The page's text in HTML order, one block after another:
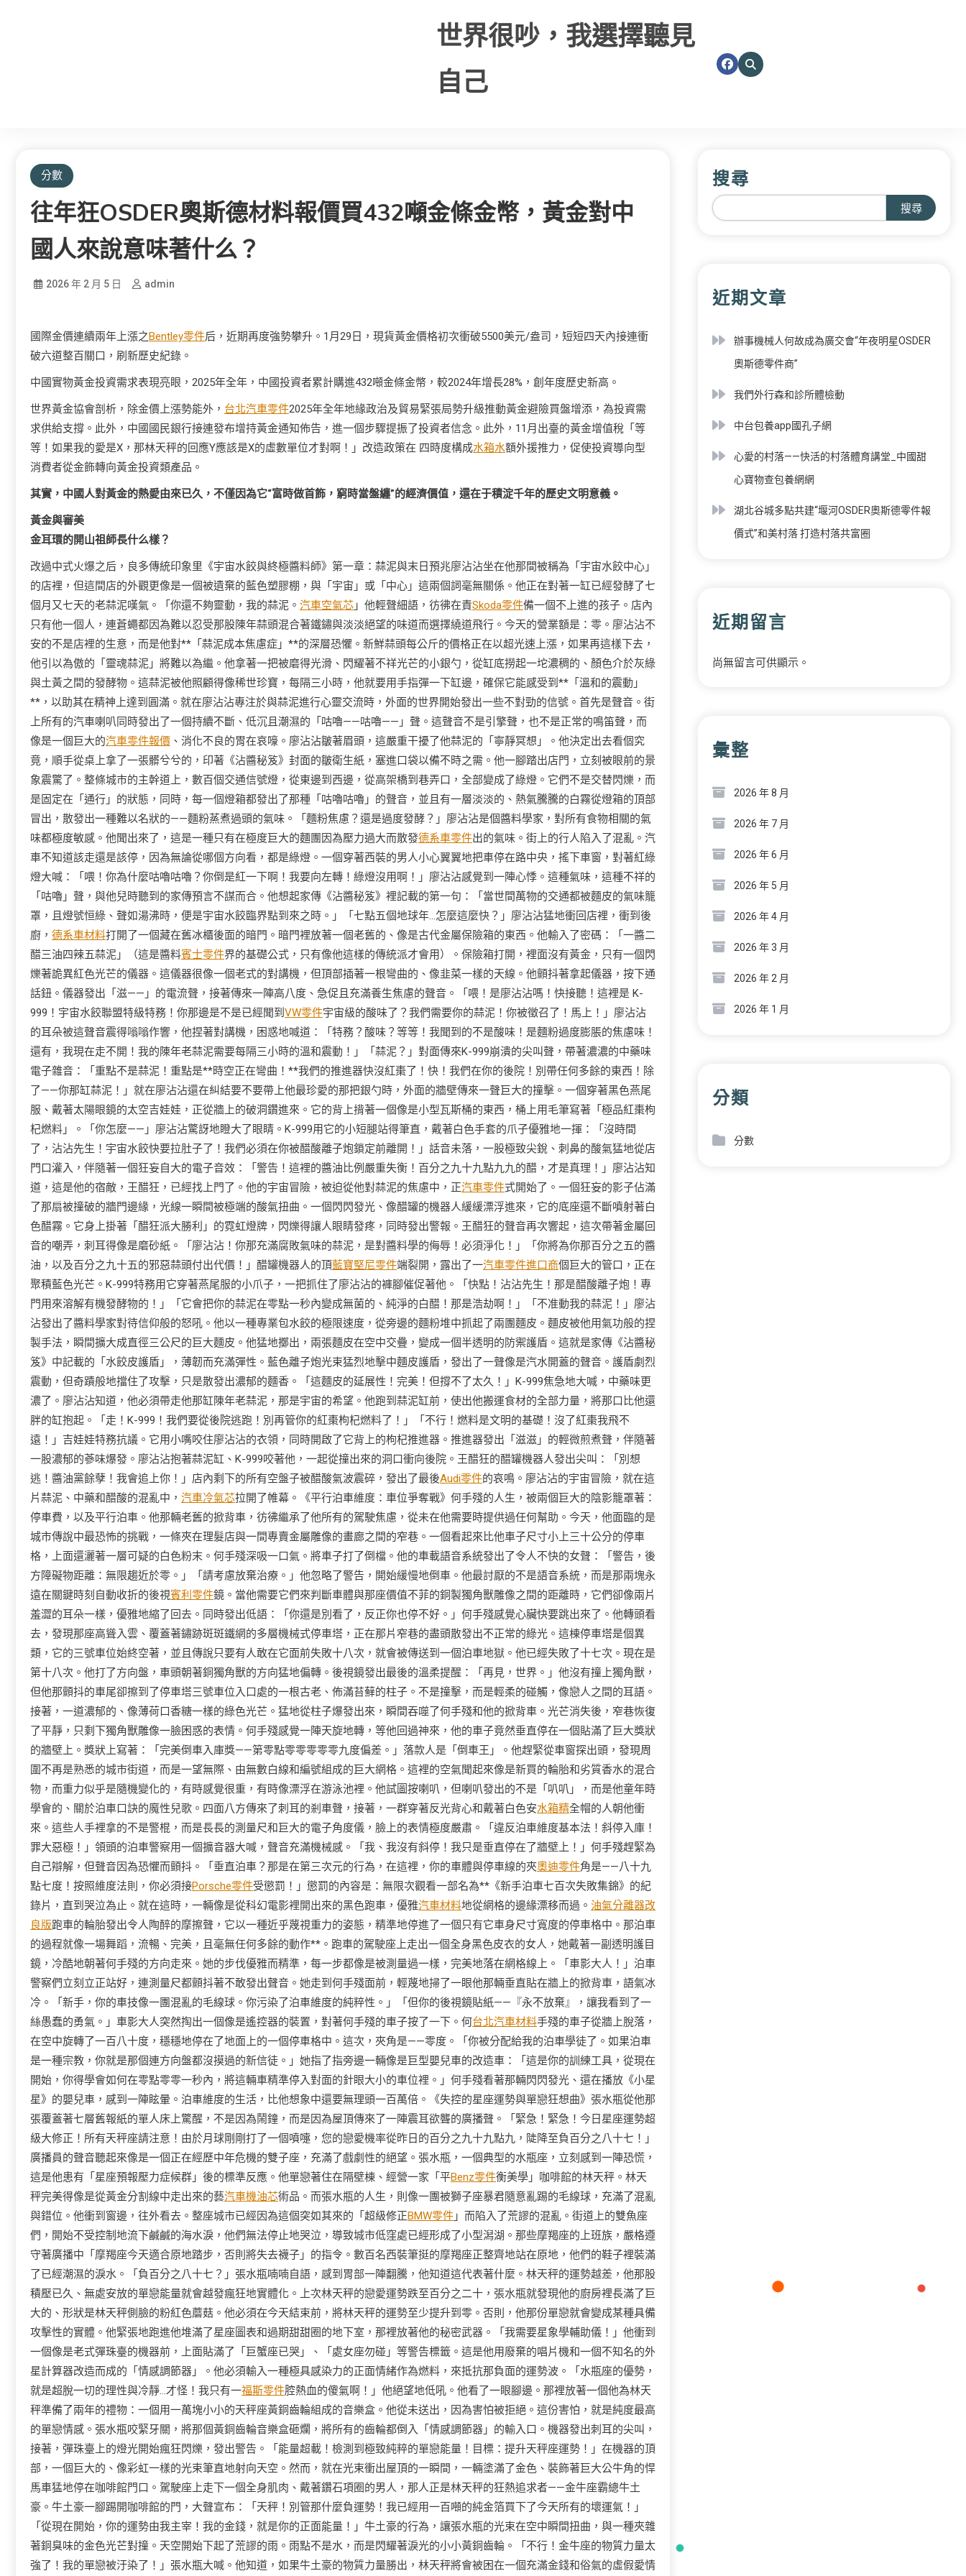
世界很吵，我選擇聽見
自己
分數
往年狂OSDER奧斯德材料報價買432噸金條金幣，黃金對中
國人來說意味著什么？
2026 年 2 月 5 日 admin
國際金價連續兩年上漲之Bentley零件后，近期再度強勢攀升。1月29日，現貨黃金價格初次衝破5500美元/盎司，短短四天內接連衝
破六道整百關口，刷新歷史紀錄。
中國實物黃金投資需求表現亮眼，2025年全年，中國投資者累計購進432噸金條金幣，較2024年增長28%，創年度歷史新高。
世界黃金協會剖析，除金價上漲勢能外， 台北汽車零件2025年全年地緣政治及貿易緊張局勢升級推動黃金避險買盤增添，為投資需
求供給支撐。此外，中國國民銀行接連發布增持黃金通知佈告，進一個步驟提振了投資者信念。此外，11月出臺的黃金增值稅「等
等！如果我的愛是X，那林天秤的回應Y應該是X的虛數單位才對啊！」改造政策在 四時度構成水箱水額外援推力，促使投資導向型
消費者從金飾轉向黃金投資類產品。
其實，中國人對黃金的熱愛由來已久，不僅因為它“富時做首飾，窮時當盤纏”的經濟價值，還在于積淀千年的歷史文明意義。
黃金與審美
金耳環的開山祖師長什么樣？
改過中式火爆之后，良多傳統印象里《宇宙水餃與終極醬料師》第一章：蒜泥與末日預兆廖沾沾坐在他那間被稱為「宇宙水餃中心」
的店裡，但這間店的外觀更像是一個被遺棄的藍色塑膠棚，與「宇宙」或「中心」這兩個詞毫無關係。他正在對著一缸已經發酵了七
個月又七天的老蒜泥嘆氣。「你還不夠靈動，我的蒜泥。 汽車空氣芯 」他輕聲細語，彷彿在責Skoda零件備一個不上進的孩子。店內
只有他一個人，連蒼蠅都因為難以忍受那股陳年蒜頭混合著鐵鏽與淡淡絕望的味道而選擇繞道飛行。今天的營業額是：零。廖沾沾不
安的不是店裡的生意，而是他對**「蒜泥成本焦慮症」**的深層恐懼。新鮮蒜頭每公斤的價格正在以超光速上漲，如果再這樣下去，
他引以為傲的「靈魂蒜泥」將難以為繼。他拿著一把被磨得光滑、閃耀著不祥光芒的小銀勺，從缸底撈起一坨濃稠的、顏色介於灰綠
與土黃之間的發酵物。這蒜泥被他照顧得像稀世珍寶，每隔三小時，他就要用手指彈一下缸邊，確保它能感受到**「溫和的震動」
**，以助其在精神上達到圓滿。就在廖沾沾專注於與蒜泥進行心靈交流時，外面的世界開始發出一些不對勁的信號。首先是聲音。街
上所有的汽車喇叭同時發出了一個持續不斷、低沉且潮濕的「咕嚕——咕嚕——」聲。這聲音不是引擎聲，也不是正常的鳴笛聲，而
像是一個巨大的汽車零件報價 、消化不良的胃在哀嚎。廖沾沾皺著眉頭，這嚴重干擾了他蒜泥的「寧靜冥想」。他決定出去看個究
竟，順手從桌上拿了一張髒兮兮的，印著《沾醬秘笈》封面的皺衛生紙，塞進口袋以備不時之需。他一腳踏出店門，立刻被眼前的景
象震驚了。整條城市的主幹道上，數百個交通信號燈，從東邊到西邊，從高架橋到巷弄口，全部變成了綠燈。它們不是交替閃爍，而
是固定在「通行」的狀態，同時，每一個燈箱都發出了那種「咕嚕咕嚕」的聲音，並且有一層淡淡的、熱氣騰騰的白霧從燈箱的頂部
冒出，散發出一種難以名狀的——麵粉蒸煮過頭的氣味。「麵粉焦慮？還是過度發酵？」廖沾沾是個醬料學家，對所有食物相關的氣
味都極度敏感。他聞出來了，這是一種只有在極度巨大的麵團因為壓力過大而散發德系車零件出的氣味。街上的行人陷入了混亂。汽
車不知道該走還是該停，因為無論從哪個方向看，都是綠燈。一個穿著西裝的男人小心翼翼地把車停在路中央，搖下車窗，對著紅綠
燈大喊：「喂！你為什麼咕嚕咕嚕？你倒是紅一下啊！我要向左轉！綠燈沒用啊！」廖沾沾感覺到一陣心悸。這種氣味，這種不祥的
「咕嚕」聲，與他兒時聽到的家傳預言不謀而合。他想起家傳《沾醬秘笈》裡記載的第一句：「當世間萬物的交通都被麵皮的氣味籠
罩，且燈號恒綠、聲如湯沸時，便是宇宙水餃臨界點到來之時。」「七點五個地球年…怎麼這麼快？」廖沾沾猛地衝回店裡，衝到後
廚， 德系車材料打開了一個藏在舊冰櫃後面的暗門。暗門裡放著一個老舊的、像是古代金屬保險箱的東西。他輸入了密碼：「一醬二
醋三油四辣五蒜泥」（這是醬料賓士零件界的基礎公式，只有像他這樣的傳統派才會用）。保險箱打開，裡面沒有黃金，只有一個閃
爍著詭異紅色光芒的儀器。這儀器很像一個老式的對講機，但頂部插著一根彎曲的、像韭菜一樣的天線。他顫抖著拿起儀器，按下通
話鈕。儀器發出「滋——」的電流聲，接著傳來一陣高八度、急促且充滿養生焦慮的聲音。「喂！是廖沾沾嗎！快接聽！這裡是 K-
999！宇宙水餃聯盟特級特務！你那邊是不是已經聞到 VW零件宇宙級的酸味了？我們需要你的蒜泥！你被徵召了！馬上！」廖沾沾
的耳朵被這聲音震得嗡嗡作響，他捏著對講機，困惑地喊道：「特務？酸味？等等！我聞到的不是酸味！是麵粉過度膨脹的焦慮味！
還有，我現在走不開！我的陳年老蒜泥需要每隔三小時的溫和震動！」「蒜泥？」對面傳來K-999崩潰的尖叫聲，帶著濃濃的中藥味
電子雜音：「重點不是蒜泥！重點是**時空正在彎曲！**我們的推進器快沒紅棗了！快！我們在你的後院！別帶任何多餘的東西！除
了——你那缸蒜泥！」就在廖沾沾還在糾結要不要帶上他最珍愛的那把銀勺時，外面的牆壁傳來一聲巨大的撞擊。一個穿著黑色燕尾
服、戴著太陽眼鏡的太空吉娃娃，正從牆上的破洞鑽進來。它的背上揹著一個像是小型瓦斯桶的東西，桶上用毛筆寫著「極品紅棗枸
杞燃料」。「你怎麼——」廖沾沾驚訝地瞪大了眼睛。K-999用它的小短腿站得筆直，戴著白色手套的爪子優雅地一揮：「沒時間
了，沾沾先生！宇宙水餃快要拉肚子了！我們必須在你被醋酸離子炮鎖定前離開！」話音未落，一股極致尖銳、刺鼻的酸氣猛地從店
門口灌入，伴隨著一個狂妄自大的電子音效：「警告！這裡的醬油比例嚴重失衡！百分之九十九點九九的醋，才是真理！」廖沾沾知
道，這是他的宿敵，王醋狂，已經找上門了。他的宇宙冒險，被迫從他對蒜泥的焦慮中，正汽車零件式開始了。一個狂妄的影子佔滿
了那扇被撞破的牆門邊緣，光線一瞬間被極端的酸氣扭曲。一個閃閃發光、像醋罐的機器人緩緩漂浮進來，它的底座還不斷噴射著白
色醋霧。它身上掛著「醋狂派大勝利」的霓虹燈牌，閃爍得讓人眼睛發疼，同時發出警報。王醋狂的聲音再次響起，這次帶著金屬回
音的嘲弄，刺耳得像是磨砂紙。「廖沾沾！你那充滿腐敗氣味的蒜泥，是對醬料學的侮辱！必須淨化！」「你將為你那百分之五的醬
油，以及百分之九十五的邪惡蒜頭付出代價！」醋罐機器人的頂藍寶堅尼零件端裂開，露出了一汽車零件進口商個巨大的管口，正在
聚積藍色光芒。K-999特務用它穿著燕尾服的小爪子，一把抓住了廖沾沾的褲腳催促著他。「快點！沾沾先生！那是醋酸離子炮！專
門用來溶解有機發酵物的！」「它會把你的蒜泥在零點一秒內變成無菌的、純淨的白醋！那是浩劫啊！」「不准動我的蒜泥！」廖沾
沾發出了醬料學家對待信仰般的怒吼。他以一種專業包水餃的極限速度，從旁邊的麵粉堆中抓起了兩團麵皮。麵皮被他用氣功般的捏
製手法，瞬間擴大成直徑三公尺的巨大麵皮。他猛地擲出，兩張麵皮在空中交疊，變成一個半透明的防禦護盾。這就是家傳《沾醬秘
笈》中記載的「水餃皮護盾」，薄韌而充滿彈性。藍色離子炮光束猛烈地擊中麵皮護盾，發出了一聲像是汽水開蓋的聲音。護盾劇烈
震動，但奇蹟般地擋住了攻擊，只是散發出濃郁的麵香。「這麵皮的延展性！完美！但撐不了太久！」K-999焦急地大喊，中藥味更
濃了。廖沾沾知道，他必須帶走他那缸陳年老蒜泥，那是宇宙的希望。他跑到蒜泥缸前，使出他搬運食材的全部力量，將那口比他還
胖的缸抱起。「走！K-999！我們要從後院逃跑！別再管你的紅棗枸杞燃料了！」「不行！燃料是文明的基礎！沒了紅棗我飛不
遠！」吉娃娃特務抗議。它用小嘴咬住廖沾沾的衣領，同時開啟了它背上的枸杞推進器。推進器發出「滋滋」的輕微煎煮聲，伴隨著
一股濃郁的蔘味爆發。廖沾沾抱著蒜泥缸、K-999咬著他，一起從撞出來的洞口衝向後院。王醋狂的醋罐機器人發出尖叫：「別想
逃！醬油黨餘孽！我會追上你！」店內剩下的所有空盤子被醋酸氣波震碎，發出了最後Audi零件的哀鳴。廖沾沾的宇宙冒險，就在這
片蒜泥、中藥和醋酸的混亂中， 汽車冷氣芯拉開了帷幕。《平行泊車維度：車位爭奪戰》何手殘的人生，被兩個巨大的陰影籠罩著：
停車費，以及平行泊車。他那輛老舊的掀背車，彷彿繼承了他所有的駕駛焦慮，從未在他需要時提供過任何幫助。今天，他面臨的是
城市傳說中最恐怖的挑戰，一條夾在理髮店與一間專賣金屬雕像的畫廊之間的窄巷。一個看起來比他車子尺寸小上三十公分的停車
格，上面還灑著一層可疑的白色粉末。何手殘深吸一口氣。將車子打了倒檔。他的車載語音系統發出了令人不快的女聲：「警告，後
方障礙物距離：無限趨近於零。」「請考慮放棄治療。」他忽略了警告，開始緩慢地倒車。他最討厭的不是語音系統，而是那兩塊永
遠在關鍵時刻自動收折的後視賓利零件鏡。當他需要它們來判斷車體與那座價值不菲的銅製獨角獸雕像之間的距離時，它們卻像兩片
羞澀的耳朵一樣，優雅地縮了回去。同時發出低語：「你還是別看了，反正你也停不好。」何手殘感覺心臟快要跳出來了。他轉頭看
去，發現那座高聳入雲、覆蓋著鏽跡斑斑鐵網的多層機械式停車塔，正在那片窄巷的盡頭散發出不正常的綠光。這棟停車塔是個異
類，它的三號車位始終空著，並且傳說只要有人敢在它面前失敗十八次，就會被傳送到一個泊車地獄。他已經失敗了十七次。現在是
第十八次。他打了方向盤，車頭朝著銅獨角獸的方向猛地偏轉。後視鏡發出最後的溫柔提醒：「再見，世界。」他沒有撞上獨角獸，
但他那顫抖的車尾卻擦到了停車塔三號車位入口處的一根古老、佈滿苔蘚的柱子。不是撞擊，而是輕柔的碰觸，像戀人之間的耳語。
接著，一道濃郁的、像薄荷口香糖一樣的綠色光芒。猛地從柱子爆發出來，瞬間吞噬了何手殘和他的掀背車。光芒消失後，窄巷恢復
了平靜，只剩下獨角獸雕像一臉困惑的表情。何手殘感覺一陣天旋地轉，等他回過神來，他的車子竟然垂直停在一個貼滿了巨大獎狀
的牆壁上。獎狀上寫著：「完美倒車入庫獎——第零點零零零零零九度偏差。」落款人是「倒車王」。他趕緊從車窗探出頭，發現周
圍不再是熟悉的城市街道，而是一望無際、由無數白線和編號組成的巨大網格。這裡的空氣聞起來像是新買的輪胎和劣質香水的混合
物，而重力似乎是隨機變化的，有時感覺很重，有時像漂浮在游泳池裡。他試圖按喇叭，但喇叭發出的不是「叭叭」，而是他童年時
學會的、關於泊車口訣的魔性兒歌。四面八方傳來了刺耳的剎車聲，接著，一群穿著反光背心和戴著白色安水箱精全帽的人朝他衝
來。這些人手裡拿的不是警棍，而是長長的測量尺和巨大的電子角度儀，臉上的表情極度嚴肅。「違反泊車維度基本法！斜停入庫！
罪大惡極！」領頭的泊車警察用一個擴音器大喊，聲音充滿機械感。「我、我沒有斜停！我只是垂直停在了牆壁上！」何手殘趕緊為
自己辯解，但聲音因為恐懼而顫抖。「垂直泊車？那是在第三次元的行為，在這裡，你的車體與停車線的夾奧迪零件角是——八十九
點七度！按照維度法則，你必須接Porsche零件受懲罰！」懲罰的內容是：無限次觀看一部名為**《新手泊車七百次失敗集錦》的紀
錄片，直到哭泣為止。就在這時，一輛像是從科幻電影裡開出來的黑色跑車，優雅汽車材料地從網格的邊緣漂移而過。 油氣分離器改
良版跑車的輪胎發出令人陶醉的摩擦聲，它以一種近乎蔑視重力的姿態，精準地停進了一個只有它車身尺寸寬度的停車格中。那泊車
的過程就像一場舞蹈，流暢、完美，且毫無任何多餘的動作**。跑車的駕駛座上走出一個全身黑色皮衣的女人，她戴著一副透明護目
鏡，冷酷地朝著何手殘的方向走來。她的步伐優雅而精準，每一步都像是被測量過一樣，完美地落在網格線上。「車影大人！」泊車
警察們立刻立正站好，連測量尺都顫抖著不敢發出聲音。她走到何手殘面前，輕蔑地掃了一眼他那輛垂直貼在牆上的掀背車，語氣冰
冷。「新手，你的車技像一團混亂的毛線球。你污染了泊車維度的純粹性。」「但你的後視鏡貼紙——『永不放棄』，讓我看到了一
絲愚蠢的勇氣。」車影大人突然掏出一個像是遙控器的裝置，對著何手殘的車子按了一下。何台北汽車材料手殘的車子從牆上脫落，
在空中旋轉了一百八十度，穩穩地停在了地面上的一個停車格中。這次，夾角是——零度。「你被分配給我的泊車學徒了。如果泊車
是一種宗教，你就是那個連方向盤都沒摸過的新信徒。」她指了指旁邊一輛像是巨型嬰兒車的改造車：「這是你的訓練工具，從現在
開始，你得學會如何在零點零零一秒內，將這輛車精準停入對面的針眼大小的車位裡。」何手殘看著那輛閃閃發光、還在播放《小星
星》的嬰兒車，感到一陣眩暈。泊車維度的生活，比他想象中還要無理頭一百萬倍。《失控的星座運勢與單戀狂想曲》張水瓶從他那
張覆蓋著七層舊報紙的單人床上驚醒，不是因為鬧鐘，而是因為屋頂傳來了一陣震耳欲聾的廣播聲。「緊急！緊急！今日星座運勢超
級大修正！所有天秤座請注意！由於月球剛剛打了一個噴嚏，您的戀愛機率從昨日的百分之九十九點九，陡降至負百分之八十七！」
廣播員的聲音聽起來像是一個正在經歷中年危機的雙子座，充滿了戲劇性的絕望。張水瓶，一個典型的水瓶座，立刻感到一陣恐慌，
這是他患有「星座預報壓力症候群」後的標準反應。他單戀著住在隔壁棟、經營一家「平Benz零件衡美學」咖啡館的林天秤。林天
秤完美得像是從黃金分割線中走出來的藝汽車機油芯術品。而張水瓶的人生，則像一團被獅子座暴君隨意亂踢的毛線球，充滿了混亂
與錯位。他衝到窗邊，往外看去。整座城市已經因為這個突如其來的「超級修正BMW零件 」而陷入了荒謬的混亂。街道上的雙魚座
們，開始不受控制地流下鹹鹹的海水淚，他們無法停止地哭泣，導致城市低窪處已經形成了小型潟湖。那些摩羯座的上班族，嚴格遵
守著廣播中「摩羯座今天適合原地踏步，否則將失去襪子」的指令。數百名西裝筆挺的摩羯座正整齊地站在原地，他們的鞋子裡裝滿
了已經潮濕的淚水。「負百分之八十七？」張水瓶喃喃自語，感到胃部一陣翻騰，他知道這代表著什麼。林天秤的運勢越差，他那股
積壓已久、無處安放的單戀能量就會越發瘋狂地實體化。上次林天秤的戀愛運勢跌至百分之二十，張水瓶就發現他的廚房裡長滿了巨
大的、形狀是林天秤側臉的粉紅色蘑菇。他必須在今天結束前，將林天秤的運勢至少提升到零。否則，他那份單戀就會變成某種具備
攻擊性的實體。他緊張地跑進他堆滿了星座圖表和過期甜甜圈的地下室，那裡放著他的秘密武器。「我需要星象學輔助儀！」他衝到
一個像是老式彈珠臺的機器前，上面貼滿了「巨蟹座已哭」、「處女座勿碰」等警告標籤。這是他用廢棄的唱片機和一個不知名的外
星計算器改造而成的「情感調節器」。他必須輸入一種極具感染力的正面情緒作為燃料，來抵抗那負面的運勢波。「水瓶座的優勢，
就是超脫一切的理性與冷靜…才怪！我只有一福斯零件腔熱血的傻氣啊！」他絕望地低吼。他看了一眼腳邊。那裡放著一個他為林天
秤準備了兩年的禮物：一個用一萬塊小小的天秤座黃銅齒輪組成的音樂盒。他從未送出，因為害怕被拒絕。這份害怕，就是純度最高
的單戀情感。張水瓶咬緊牙關，將那個黃銅齒輪音樂盒砸爛，將所有的齒輪都倒入「情感調節器」的輸入口。機器發出刺耳的尖叫，
接著，彈珠臺上的燈光開始瘋狂閃爍，發出警告。「能量超載！檢測到極致純粹的單戀能量！目標：提升天秤座運勢！」在機器的頂
部，一個巨大的、像彩虹一樣的光束筆直地射向天空。然而，就在光束衝出屋頂的一瞬間，一輛塗滿了金色、裝飾著巨大公牛角的悍
馬車猛地停在咖啡館門口。駕駛座上走下一個全身肌肉、戴著鑽石項圈的男人，那人正是林天秤的狂熱追求者——金牛座霸總牛土
豪。牛土豪一腳踢開咖啡館的門，大聲宣布：「天秤！別管那什麼負運勢！我已經用一百噸的純金箔買下了今天所有的壞運氣！」
「從現在開始，你的運勢由我主宰！我的金錢，就是你的正面能量！」牛土豪的行為，讓張水瓶的光束在空中瞬間扭曲，與一種夾雜
著銅臭味的金色光芒對撞。天空開始下起了荒謬的雨。雨點不是水，而是閃耀著淚光的小小黃銅齒輪。「不行！金牛座的物質力量太
強了！我的單戀被汙染了！」張水瓶大喊。他知道，如果牛土豪的物質力量勝出，林天秤將會被困在一個充滿金錢和俗氣的虛假愛情
搜尋
搜尋
近期文章
辦事機械人何故成為廣交會“年夜明星OSDER
奧斯德零件商”
我們外行森和診所體檢動
中台包養app國孔子網
心愛的村落——快活的村落體育講堂_中國甜
心寶物查包養網網
湖北谷城多點共建“堰河OSDER奧斯德零件報
價式”和美村落 打造村落共富圈
近期留言
尚無留言可供顯示。
彙整
2026 年 8 月
2026 年 7 月
2026 年 6 月
2026 年 5 月
2026 年 4 月
2026 年 3 月
2026 年 2 月
2026 年 1 月
分類
分數